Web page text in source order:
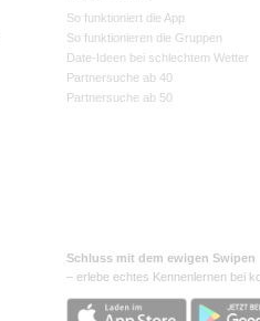
So funktioniert die App
So funktionieren die Gruppen
Date-Ideen bei schlechtem Wetter
Partnersuche ab 40
Partnersuche ab 50
Schluss mit dem ewigen Swipen
– erlebe echtes Kennenlernen bei